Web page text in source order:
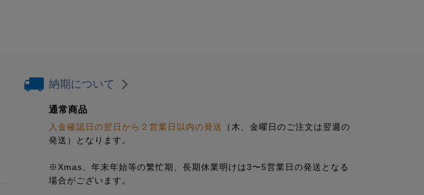
納期について
通常商品
入金確認日の翌日から２営業日以内の発送
（木、金曜日のご注文は翌週の
発送）となります。
※Xmas、年末年始等の繁忙期、長期休業明けは3〜5営業日の発送となる
場合がございます。